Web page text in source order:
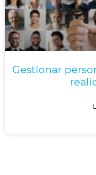
Gestionar